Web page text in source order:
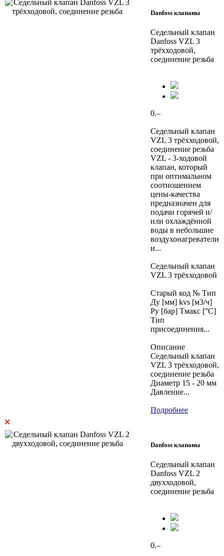
Danfoss клапаны
Седельный клапан
Danfoss VZL 3
трёхходовой,
соединение резьба
0.–
Седельный клапан
VZL 3 трёхходовой,
соединение резьба
VZL - 3-ходовой
клапан, который
при оптимальном
соотношением
цены-качества
предназначен для
подачи горячей и/
или охлаждённой
воды в небольшие
воздухонагреватели
и...
Седельный клапан
VZL 3 трёхходовой
Старый код № Тип
Ду [мм] kvs [м3/ч]
Ру [бар] Тмакс [°C]
Тип
присоединения...
Описание
Седельный клапан
VZL 3 трёхходовой,
соединение резьба
Диаметр 15 - 20 мм
Давление...
Подробнее
×
Danfoss клапаны
Седельный клапан
Danfoss VZL 2
двухходовой,
соединение резьба
0.–